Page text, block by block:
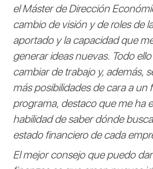
el Máster de Dirección
cambio de visión y de roles de
aportado y la capacidad que
generar ideas nuevas. Todo
cambiar de trabajo y, además,
más posibilidades de cara a un
programa, destaco que me ha
habilidad de saber dónde
estado financiero de cada
El mejor consejo que puedo